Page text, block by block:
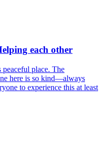
each other
peaceful place. The
here is so kind—always
to experience this at least